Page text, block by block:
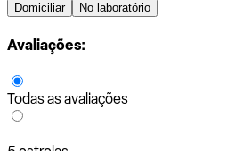
Domiciliar No laboratório
Avaliações:
Todas as avaliações